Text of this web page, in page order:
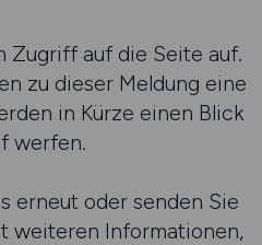
Zugriff auf die Seite auf.
zu dieser Meldung eine
in Kürze einen Blick
werfen.
erneut oder senden Sie
weiteren Informationen,